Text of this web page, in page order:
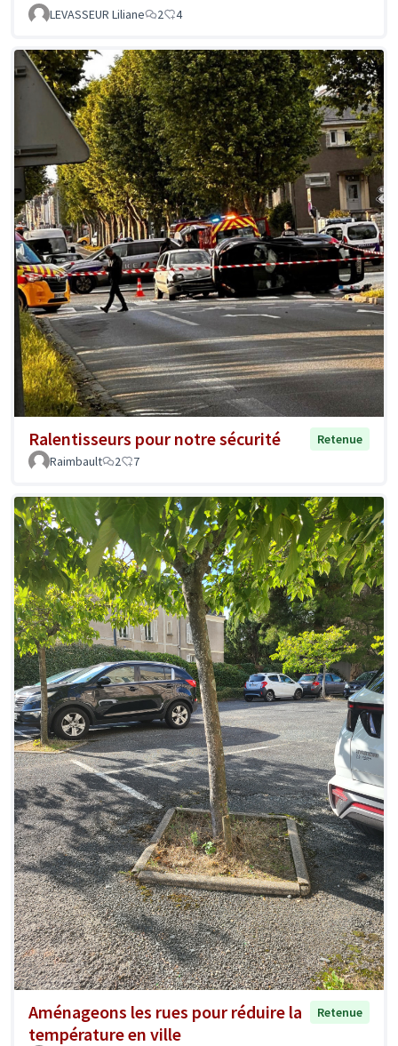
LEVASSEUR Liliane 2 4
Ralentisseurs pour notre sécurité
Retenue
Raimbault
2 7
Aménageons les rues pour réduire la
température en ville
Retenue